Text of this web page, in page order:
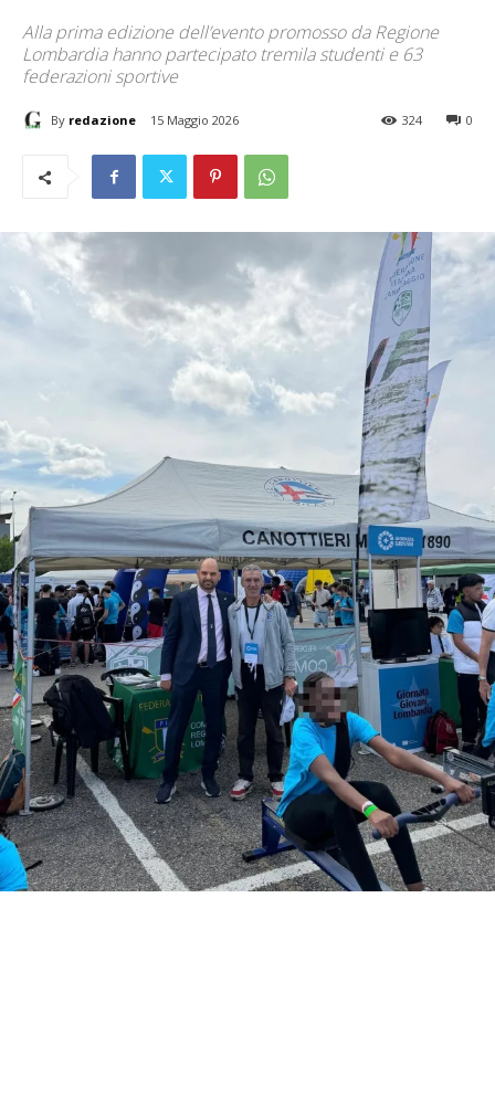
Alla prima edizione dell’evento promosso da Regione
Lombardia hanno partecipato tremila studenti e 63
federazioni sportive
By redazione 15 Maggio 2026 0
324